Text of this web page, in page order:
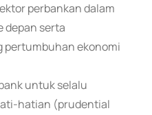
perbankan dalam
depan serta
pertumbuhan ekonomi
untuk selalu
hatian (prudential